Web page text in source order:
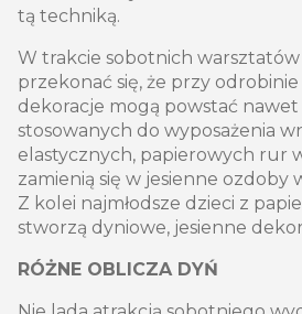
tą techniką.
W trakcie sobotnich
przekonać się, że przy
dekoracje mogą powstać nawet
stosowanych do wyposażenia
elastycznych, papierowych rur
zamienią się w jesienne ozdoby
Z kolei najmłodsze dzieci z
stworzą dyniowe, jesienne
RÓŻNE OBLICZA DYŃ